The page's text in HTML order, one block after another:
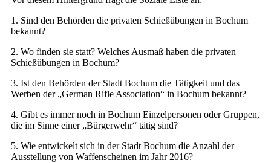
1. Sind den Behörden die privaten Schießübungen in Bochum
bekannt?
2. Wo finden sie statt? Welches Ausmaß haben die privaten
Schießübungen in Bochum?
3. Ist den Behörden der Stadt Bochum die Tätigkeit und das
Werben der „German Rifle Association“ in Bochum bekannt?
4. Gibt es immer noch in Bochum Einzelpersonen oder Gruppen,
die im Sinne einer „Bürgerwehr“ tätig sind?
5. Wie entwickelt sich in der Stadt Bochum die Anzahl der
Ausstellung von Waffenscheinen im Jahr 2016?